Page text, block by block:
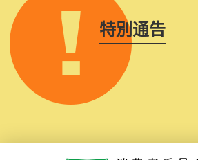
特別通告